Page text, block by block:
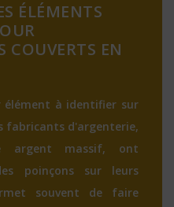
ÉLÉMENTS
COUVERTS EN
élément à identifier sur
fabricants d'argenterie,
argent massif, ont
poinçons sur leurs
souvent de faire